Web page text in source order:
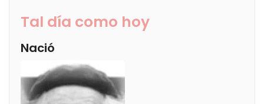
Tal día como hoy
Nació